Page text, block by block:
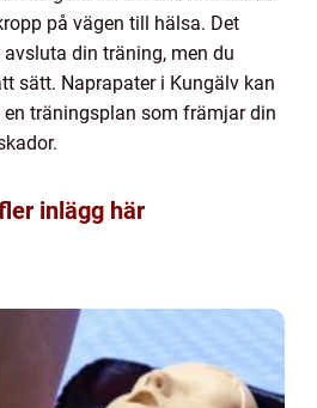
på vägen till hälsa. Det
din träning, men du
sätt. Naprapater i Kungälv kan
träningsplan som främjar din
inlägg här